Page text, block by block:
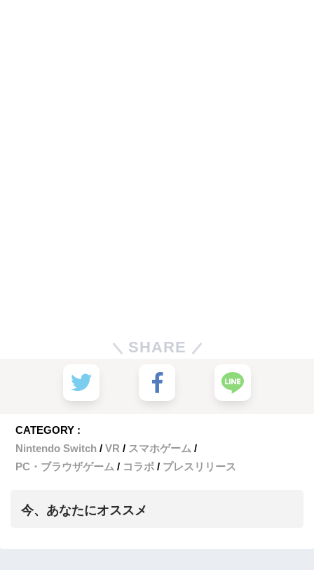
SHARE
CATEGORY :
Nintendo Switch
VR
スマホゲーム
PC・ブラウザゲーム
コラボ プレスリリース
今、あなたにオススメ